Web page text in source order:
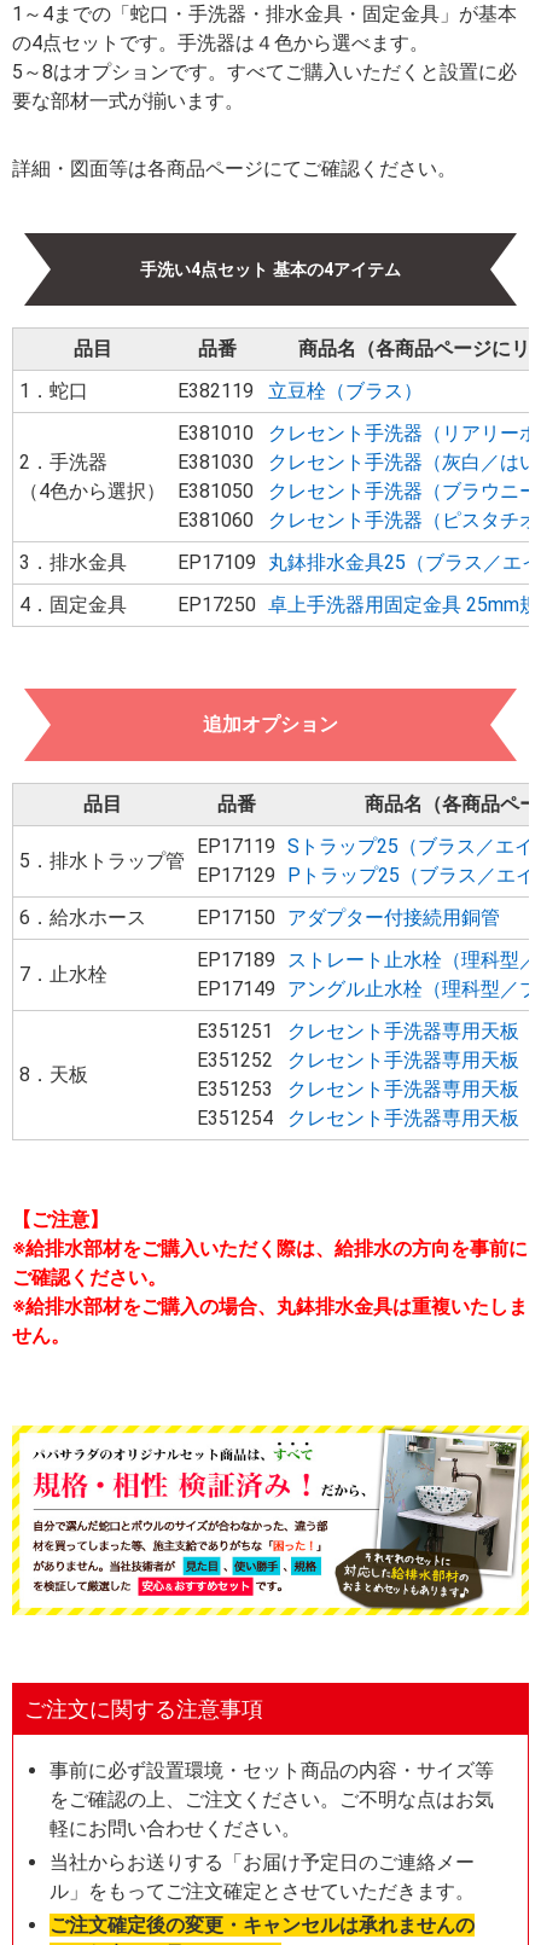
1～4までの「蛇口・手洗器・排水金具・固定金具」が基本
の4点セットです。手洗器は４色から選べます。
5～8はオプションです。すべてご購入いただくと設置に必
要な部材一式が揃います。
詳細・図面等は各商品ページにてご確認ください。
手洗い4点セット 基本の4アイテム
品目 品番
商品名（各商品ページにリ
1．蛇口
E382119 立豆栓（ブラス）
2．手洗器
（4色から選択）
E381010
E381030
E381050
E381060
クレセント手洗器（リアリー
クレセント手洗器（灰白／は
クレセント手洗器（ブラウニ
クレセント手洗器（ピスタチ
3．排水金具
EP17109
丸鉢排水金具25（ブラス／エ
4．固定金具
EP17250 卓上手洗器用固定金具 25mm
追加オプション
品目 品番 商品名（各商品ペ
5．排水トラップ管
EP17119
EP17129
Sトラップ25（ブラス／エイ
Pトラップ25（ブラス／エイ
6．給水ホース
EP17150 アダプター付接続用銅管
7．止水栓
EP17189
EP17149
ストレート止水栓（理科型
アングル止水栓（理科型／
8．天板
E351251
E351252
E351253
E351254
クレセント手洗器専用天板
クレセント手洗器専用天板
クレセント手洗器専用天板
クレセント手洗器専用天板
【ご注意】
※給排水部材をご購入いただく際は、給排水の方向を事前に
ご確認ください。
※給排水部材をご購入の場合、丸鉢排水金具は重複いたしま
せん。
ご注文に関する注意事項
事前に必ず設置環境・セット商品の内容・サイズ等
をご確認の上、ご注文ください。ご不明な点はお気
軽にお問い合わせください。
当社からお送りする「お届け予定日のご連絡メー
ル」をもってご注文確定とさせていただきます。
ご注文確定後の変更・キャンセルは承れませんの